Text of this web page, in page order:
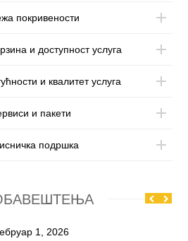
покривености
и доступност услуга
и квалитет услуга
и пакети
подршка
1, 2026